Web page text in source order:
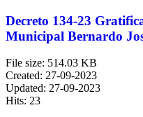
Decreto 134-23
Municipal Bernardo
File size: 514.03 KB
Created: 27-09-2023
Updated: 27-09-2023
Hits: 23